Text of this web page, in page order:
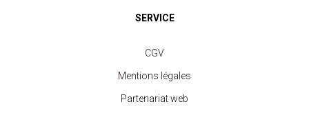
SERVICE
CGV
Mentions légales
Partenariat web